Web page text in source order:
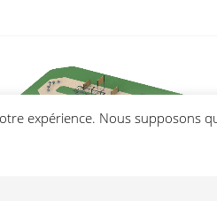
expérience. Nous supposons